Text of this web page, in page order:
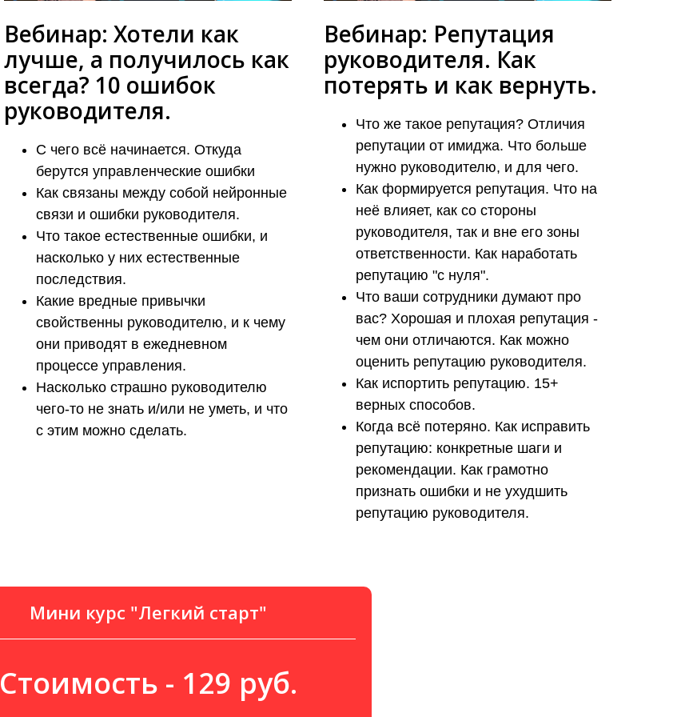
Вебинар: Хотели как
лучше, а получилось как
всегда? 10 ошибок
руководителя.
С чего всё начинается. Откуда
берутся управленческие ошибки
Как связаны между собой нейронные
связи и ошибки руководителя.
Что такое естественные ошибки, и
насколько у них естественные
последствия.
Какие вредные привычки
свойственны руководителю, и к чему
они приводят в ежедневном
процессе управления.
Насколько страшно руководителю
чего-то не знать и/или не уметь, и что
с этим можно сделать.
Вебинар: Репутация
руководителя. Как
потерять и как вернуть.
Что же такое репутация? Отличия
репутации от имиджа. Что больше
нужно руководителю, и для чего.
Как формируется репутация. Что на
неё влияет, как со стороны
руководителя, так и вне его зоны
ответственности. Как наработать
репутацию "с нуля".
Что ваши сотрудники думают про
вас? Хорошая и плохая репутация -
чем они отличаются. Как можно
оценить репутацию руководителя.
Как испортить репутацию. 15+
верных способов.
Когда всё потеряно. Как исправить
репутацию: конкретные шаги и
рекомендации. Как грамотно
признать ошибки и не ухудшить
репутацию руководителя.
Мини курс "Легкий старт"
Стоимость - 129 руб.